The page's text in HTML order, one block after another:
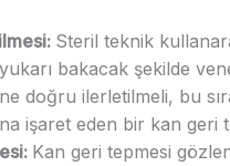
Steril teknik
bakacak şekilde
doğru ilerletilmeli, bu
işaret eden bir kan geri
Kan geri tepmesi